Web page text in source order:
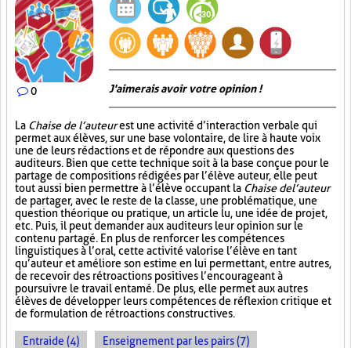
0 J'aimerais avoir votre opinion !
La Chaise de l’auteurest une activité d’interaction verbale qui
permet aux élèves, sur une base volontaire, de lire à haute voix
une de leurs rédactions et de répondre aux questions des
auditeurs. Bien que cette technique soit à la base conçue pour le
partage de compositions rédigées par l’élève auteur, elle peut
tout aussi bien permettre à l’élève occupant la Chaise de l’auteur
de partager, avec le reste de la classe, une problématique, une
question théorique ou pratique, un article lu, une idée de projet,
etc. Puis, il peut demander aux auditeurs leur opinion sur le
contenu partagé. En plus de renforcer les compétences
linguistiques à l’oral, cette activité valorise l’élève en tant
qu’auteur et améliore son estime en lui permettant, entre autres,
de recevoir des rétroactions positives l’encourageant à
poursuivre le travail entamé. De plus, elle permet aux autres
élèves de développer leurs compétences de réflexion critique et
de formulation de rétroactions constructives.
Entraide (4) Enseignement par les pairs (7)